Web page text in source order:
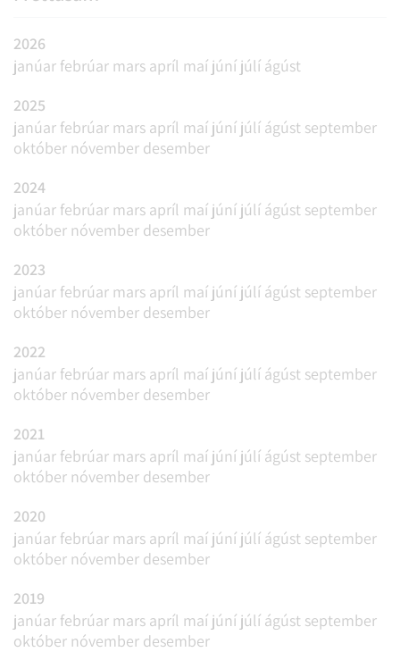
2026
janúar febrúar mars apríl maí júní júlí ágúst
2025
janúar febrúar mars apríl maí júní júlí ágúst september
október nóvember desember
2024
janúar febrúar mars apríl maí júní júlí ágúst september
október nóvember desember
2023
janúar febrúar mars apríl maí júní júlí ágúst september
október nóvember desember
2022
janúar febrúar mars apríl maí júní júlí ágúst september
október nóvember desember
2021
janúar febrúar mars apríl maí júní júlí ágúst september
október nóvember desember
2020
janúar febrúar mars apríl maí júní júlí ágúst september
október nóvember desember
2019
janúar febrúar mars apríl maí júní júlí ágúst september
október nóvember desember